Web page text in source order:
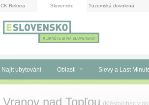
CK Rekrea Slovensko Tuzemská dovolená
Najít ubytování Oblasti Slevy a Last
Vranov nad Topľou ( Město/obec v